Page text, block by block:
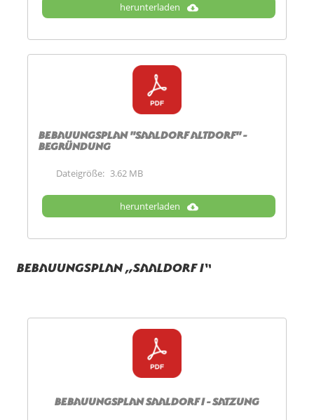
herunterladen
Bebauungsplan "Saaldorf Altdorf" -
Begründung
Dateigröße: 3.62 MB
herunterladen
Bebauungsplan „Saaldorf I“
Bebauungsplan Saaldorf I - Satzung